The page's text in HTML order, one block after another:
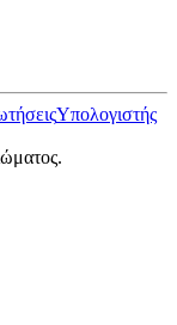
Υπολογιστής